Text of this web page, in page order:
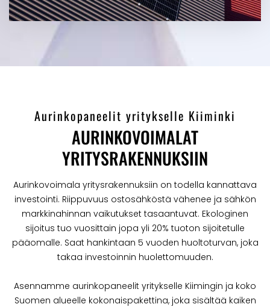
Aurinkopaneelit yritykselle Kiiminki
AURINKOVOIMALAT
YRITYSRAKENNUKSIIN
Aurinkovoimala yritysrakennuksiin on todella kannattava
investointi. Riippuvuus ostosähköstä vähenee ja sähkön
markkinahinnan vaikutukset tasaantuvat. Ekologinen
sijoitus tuo vuosittain jopa yli 20% tuoton sijoitetulle
pääomalle. Saat hankintaan 5 vuoden huoltoturvan, joka
takaa investoinnin huolettomuuden.
Asennamme aurinkopaneelit yritykselle Kiimingin ja koko
Suomen alueelle kokonaispakettina, joka sisältää kaiken